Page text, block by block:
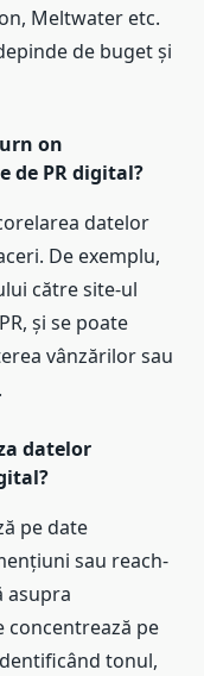
Meltwater etc.
de buget și
on
de PR digital?
datelor
De exemplu,
către site-ul
și se poate
vânzărilor sau
datelor
pe date
sau reach-
asupra
concentrează pe
tonul,